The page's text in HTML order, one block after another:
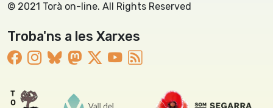
© 2021 Torà on-line. All Rights Reserved
Troba'ns a les Xarxes